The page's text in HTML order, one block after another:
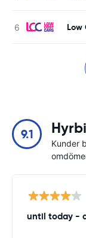
Low
9.1
Kunder